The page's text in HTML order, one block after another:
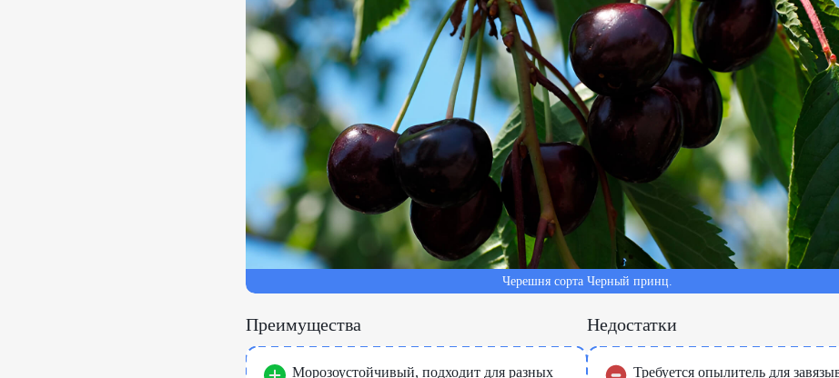
Черешня сорта Черный принц.
Преимущества
Морозоустойчивый, подходит для разных
Недостатки
Требуется опылитель для